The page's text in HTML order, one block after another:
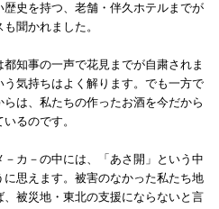
史を持つ、老舗・伴久ホテルまでが
聞かれました。
知事の一声で花見までが自粛されま
気持ちはよく解ります。でも一方で
は、私たちの作ったお酒を今だから
るのです。
カ－の中には、「あさ開」という中
思えます。被害のなかった私たち地
被災地・東北の支援にならないと言